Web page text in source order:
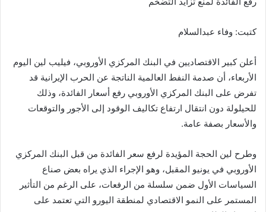
b
o
k
A
p
e
er
كتبت: وفاء عبدالسلام
أعلن كبير الاقتصاديين في البنك المركزي الأوروبي، فيليب لين اليوم
الأربعاء، أن صدمة النفط العالمية الناتجة عن الحرب الإيرانية قد
تفرض على البنك المركزي الأوروبي رفع أسعار الفائدة، وذلك
للحيلولة دون انتقال ارتفاع تكاليف الوقود إلى الأجور والتوقعات
والأسعار بصفة عامة.
وطرح لين الحجة المؤيدة لرفع سعر الفائدة من قبل البنك المركزي
الأوروبي في يونيو المقبل، وهو الإجراء الذي يراه بعض صناع
السياسات الأول ضمن سلسلة من الرفعات، على الرغم من التأثير
المستمر على النمو الاقتصادي لمنطقة اليورو التي تعتمد على